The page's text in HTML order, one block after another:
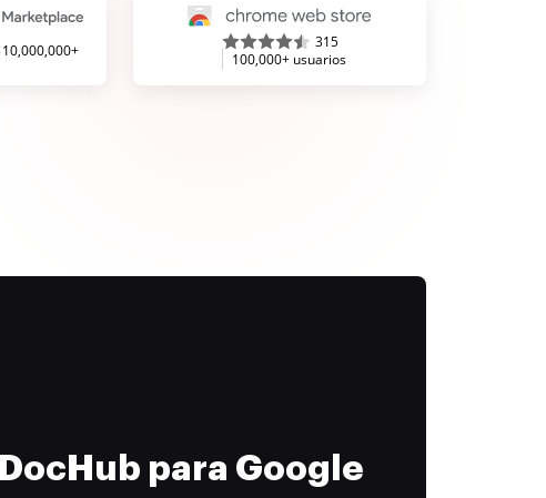
10,000,000+
315
100,000+ usuarios
para Google